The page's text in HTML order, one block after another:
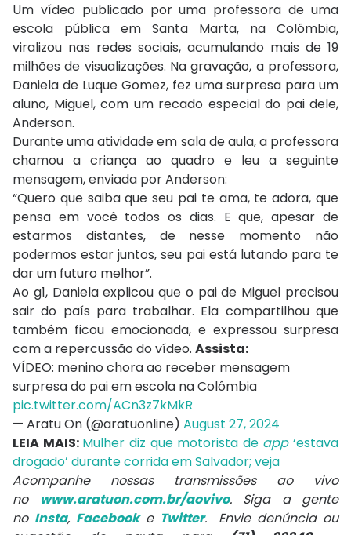
Um vídeo publicado por uma professora de uma
escola pública em Santa Marta, na Colômbia,
viralizou nas redes sociais, acumulando mais de 19
milhões de visualizações. Na gravação, a professora,
Daniela de Luque Gomez, fez uma surpresa para um
aluno, Miguel, com um recado especial do pai dele,
Anderson.
Durante uma atividade em sala de aula, a professora
chamou a criança ao quadro e leu a seguinte
mensagem, enviada por Anderson:
“Quero que saiba que seu pai te ama, te adora, que
pensa em você todos os dias. E que, apesar de
estarmos distantes, de nesse momento não
podermos estar juntos, seu pai está lutando para te
dar um futuro melhor”.
Ao g1, Daniela explicou que o pai de Miguel precisou
sair do país para trabalhar. Ela compartilhou que
também ficou emocionada, e expressou surpresa
com a repercussão do vídeo. Assista:
VÍDEO: menino chora ao receber mensagem
surpresa do pai em escola na Colômbia
pic.twitter.com/ACn3z7kMkR
— Aratu On (@aratuonline) August 27, 2024
LEIA MAIS: Mulher diz que motorista de app‘estava
drogado’ durante corrida em Salvador; veja
Acompanhe nossas transmissões ao vivo
no
www.aratuon.com.br/aovivo. Siga a gente
no Insta, Facebooke Twitter. Envie denúncia ou